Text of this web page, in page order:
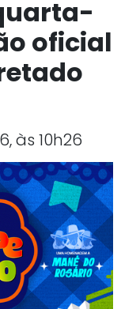
oficial
às 10h26